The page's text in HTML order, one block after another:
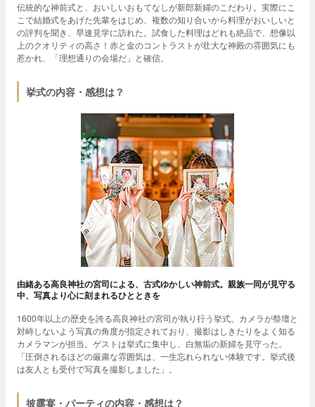
伝統的な神前式と、おいしいおもてなしが新郎新婦のこだわり。実際にこ
こで結婚式をあげた先輩をはじめ、複数の知り合いから料理がおいしいと
の評判を聞き、早速見学に訪れた。試食した料理はどれも絶品で、想像以
上のクオリティの高さ！赤と金のコントラストが壮大な神殿の雰囲気にも
惹かれ、「理想通りの会場だ」と確信。
挙式の内容・感想は？
由緒ある高良神社の宮司による、古式ゆかしい神前式。親族一同が見守る
中、写真より心に刻まれるひとときを
1600年以上の歴史を誇る高良神社の宮司が執り行う挙式。カメラが祭壇と
対峙しないよう写真の角度が指定されており、撮影はしきたりをよく知る
カメラマンが担当。ゲストは挙式に集中し、白無垢の新婦を見守った。
「圧倒されるほどの厳粛な雰囲気は、一生忘れられない体験です。挙式後
は友人とも受付で写真を撮影しました」。
披露宴・パーティの内容・感想は？